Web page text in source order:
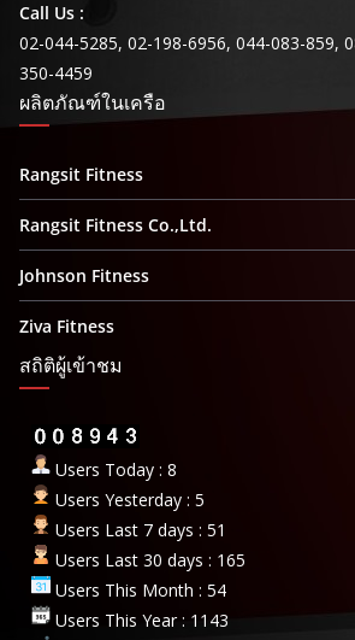
Call Us :
02-044-5285, 02-198-6956, 044-083-859,
350-4459
ผลิตภัณฑ์ในเครือ
Rangsit Fitness
Rangsit Fitness Co.,Ltd.
Johnson Fitness
Ziva Fitness
สถิติผู้เข้าชม
Users Today : 8
Users Yesterday : 5
Users Last 7 days : 51
Users Last 30 days : 165
Users This Month : 54
Users This Year : 1143